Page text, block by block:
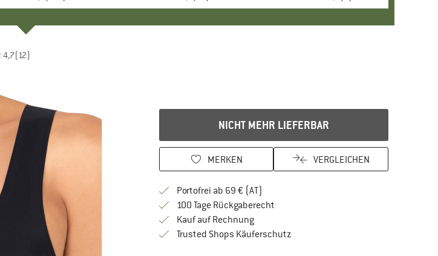
4,7(12)
NICHT MEHR LIEFERBAR
MERKEN VERGLEICHEN
Portofrei ab 69 € (AT)
100 Tage RückgaberechtGehe hier zu den Rückgabe-Richtlinien
Kauf auf RechnungFinde die Zahlungs-Infos hier! Öffnet sich in
Trusted Shops KäuferschutzFinde alle Infos hier!